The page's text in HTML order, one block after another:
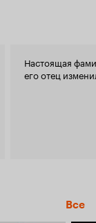
Настоящая
его отец
Все